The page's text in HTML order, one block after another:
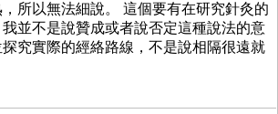
所以無法細說。 這個要有在研究針灸的
並不是說贊成或者說否定這種說法的意
究實際的經絡路線，不是說相隔很遠就